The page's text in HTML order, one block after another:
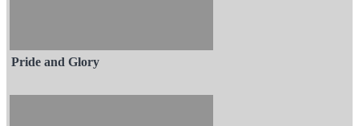
Pride and Glory